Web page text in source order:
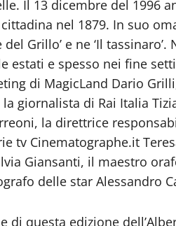
Il 13 dicembre del 1996
nel 1879. In suo
Grillo’ e ne ‘Il
estati e spesso nei fine
di MagicLand Dario
giornalista di Rai Italia
la direttrice
tv Cinematographe.it
Giansanti, il maestro
delle star Alessandro
di questa edizione